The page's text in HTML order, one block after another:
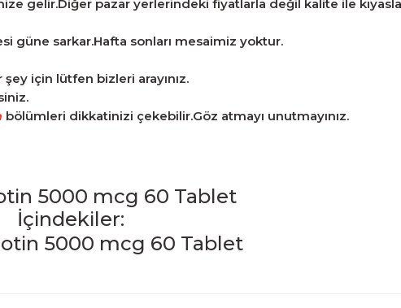
gelir.Diğer pazar yerlerindeki fiyatlarla değil kalite ile
güne sarkar.Hafta sonları mesaimiz yoktur.
için lütfen bizleri arayınız.
bölümleri dikkatinizi çekebilir.Göz atmayı unutmayınız.
5000 mcg 60 Tablet
İçindekiler: